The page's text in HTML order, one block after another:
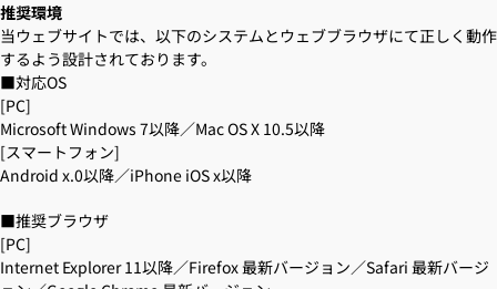
推奨環境
当ウェブサイトでは、以下のシステムとウェブブラウザにて正しく動作
するよう設計されております。
■対応OS
[PC]
Microsoft Windows 7以降／Mac OS X 10.5以降
[スマートフォン]
Android x.0以降／iPhone iOS x以降
■推奨ブラウザ
[PC]
Internet Explorer 11以降／Firefox 最新バージョン／Safari 最新バージ